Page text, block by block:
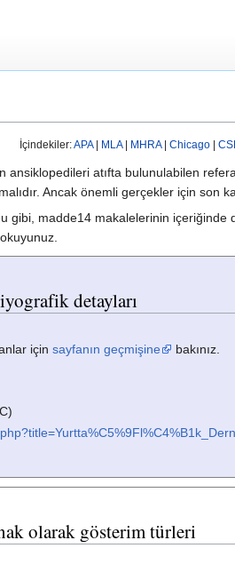
İçindekiler:APA| MLA| MHRA| Chicago|
atıfta bulunulabilen
Ancak önemli gerçekler için son
madde14 makalelerinin
detayları
içinsayfanın geçmişine
bakınız.
olarak gösterim türleri